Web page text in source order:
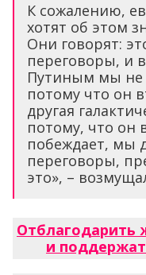
К сожалению,
хотят об этом
Они говорят:
переговоры, и
Путиным мы не
потому что он
другая
потому, что он
побеждает, мы
переговоры,
это», –
Отблагодарить
и